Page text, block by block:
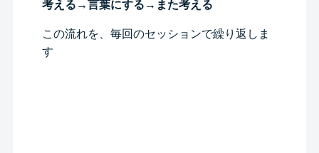
考える→言葉にする→また考える
この流れを、毎回のセッションで繰り返しま
す